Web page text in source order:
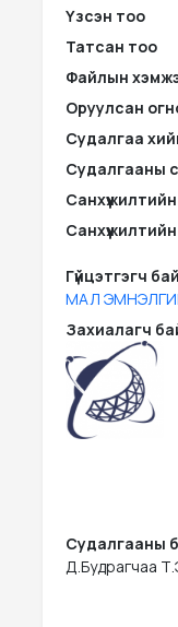
Үзсэн тоо
Татсан тоо
Файлын
Оруулсан
Судалгаа
Судалгааны
Санхүүжилтийн
Гүйцэтгэгч
МАЛ
Захиалагч
Судалгааны
Д.Будрагчаа